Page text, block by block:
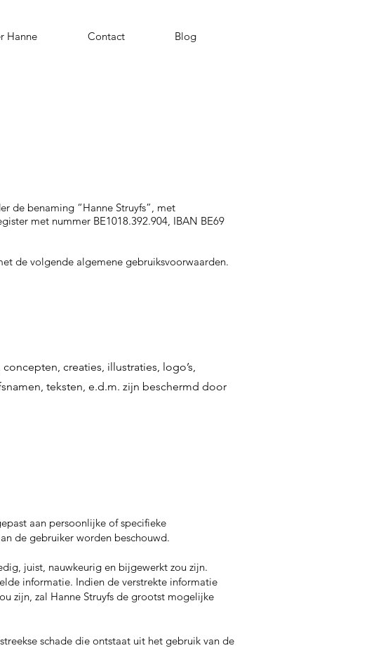
Hanne Contact Blog
de benaming “Hanne Struyfs”, met
met nummer BE1018.392.904, IBAN BE69
de volgende algemene gebruiksvoorwaarden.
creaties, illustraties, logo’s,
teksten, e.d.m. zijn beschermd door
aan persoonlijke of specifieke
de gebruiker worden beschouwd.
juist, nauwkeurig en bijgewerkt zou zijn.
informatie. Indien de verstrekte informatie
zijn, zal Hanne Struyfs de grootst mogelijke
schade die ontstaat uit het gebruik van de